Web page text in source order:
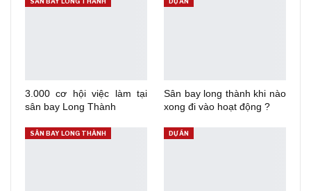
3.000 cơ hội việc làm tại
sân bay Long Thành
Sân bay long thành khi nào
xong đi vào hoạt động ?
SÂN BAY LONG THÀNH DỰ ÁN